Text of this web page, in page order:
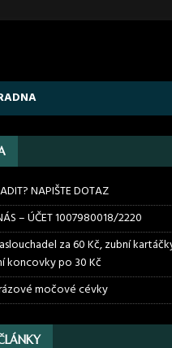
NAPIŠTE DOTAZ
– ÚČET 1007980018/2220
za 60 Kč, zubní
koncovky po 30 Kč
močové cévky